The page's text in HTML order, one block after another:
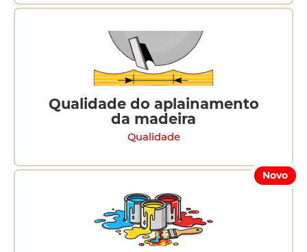
Qualidade do aplainamento
da madeira
Qualidade
Novo